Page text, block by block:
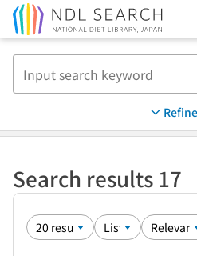
Search results 17